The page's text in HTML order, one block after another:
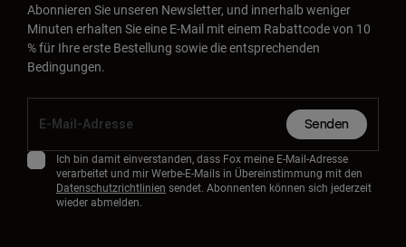
Abonnieren Sie unseren Newsletter, und innerhalb weniger
Minuten erhalten Sie eine E-Mail mit einem Rabattcode von 10
% für Ihre erste Bestellung sowie die entsprechenden
Bedingungen.
Senden
Ich bin damit einverstanden, dass Fox meine E-Mail-Adresse
verarbeitet und mir Werbe-E-Mails in Übereinstimmung mit den
Datenschutzrichtlinien sendet. Abonnenten können sich jederzeit
wieder abmelden.